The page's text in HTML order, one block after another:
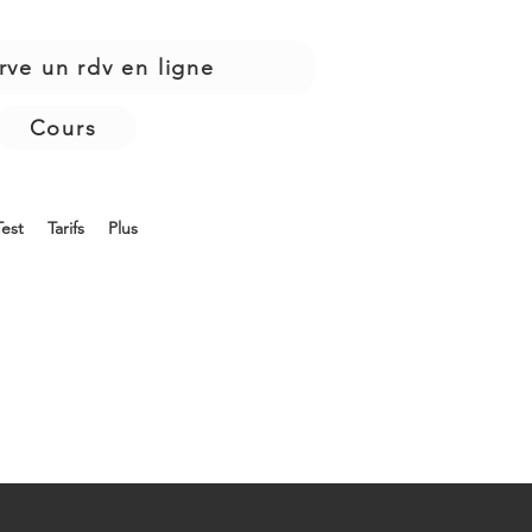
un rdv en ligne
Cours
Tarifs Plus